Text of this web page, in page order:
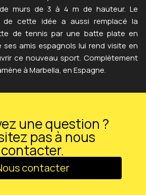
murs de 3 à 4 m de hauteur. Le
de cette idée a aussi remplacé la
de tennis par une batte plate en
ses amis espagnols lui rend visite en
ce nouveau sport. Complètement
à Marbella, en Espagne.
une question ?
pas à nous
contacter.
contacter